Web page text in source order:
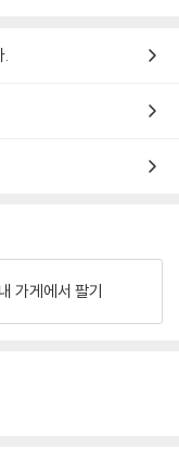
.
내 가게에서 팔기